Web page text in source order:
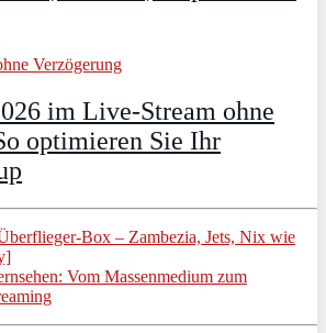
im Live-Stream ohne
optimieren Sie Ihr
Box – Zambezia, Jets, Nix wie
Vom Massenmedium zum